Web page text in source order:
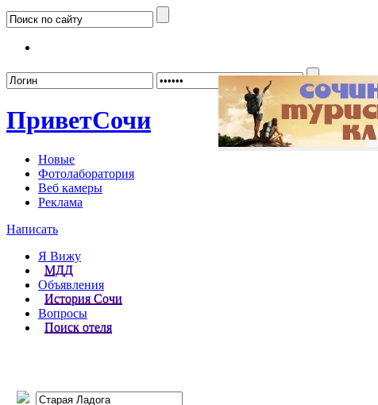
Забыли
ПриветСочи
Новые
Фотолаборатория
Веб камеры
Реклама
Написать
Я Вижу
МДД
Объявления
История Сочи
Вопросы
Поиск отеля